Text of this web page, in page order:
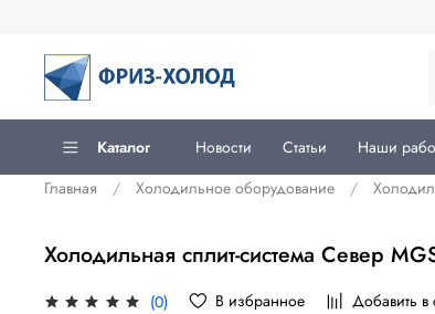
Каталог Новости Статьи Наши
Главная
Холодильное оборудование
Холодильная сплит-система Север
(0) В избранное Добавить в